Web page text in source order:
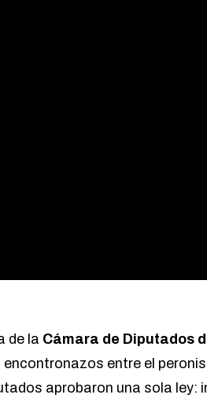
de la Cámara de Diputados
entre el
aprobaron una sola ley: